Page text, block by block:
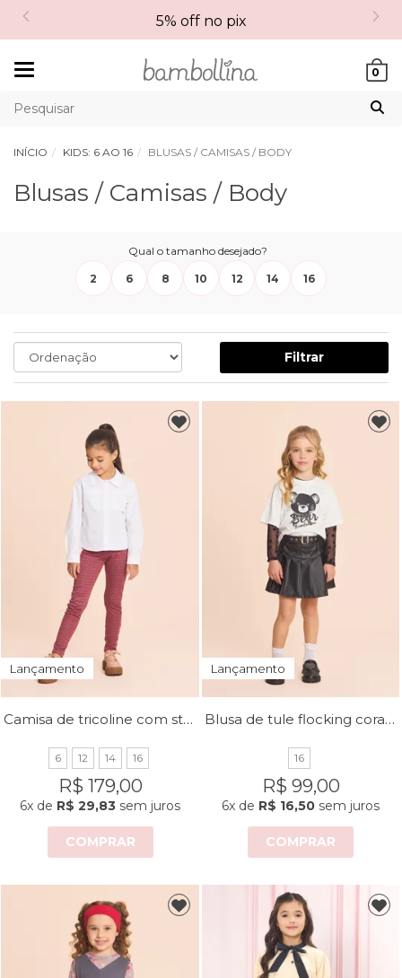
5% off no pix
0
INÍCIO KIDS: 6 AO 16 BLUSAS / CAMISAS / BODY
Blusas / Camisas / Body
Qual o tamanho desejado?
2 6 8 10 12 14 16
Filtrar
Lançamento
Camisa de tricoline com strass
6 12 14 16
R$ 179,00
6x de R$ 29,83 sem juros
COMPRAR
Lançamento
Blusa de tule flocking coração
16
R$ 99,00
6x de R$ 16,50 sem juros
COMPRAR